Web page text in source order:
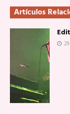
Artículos